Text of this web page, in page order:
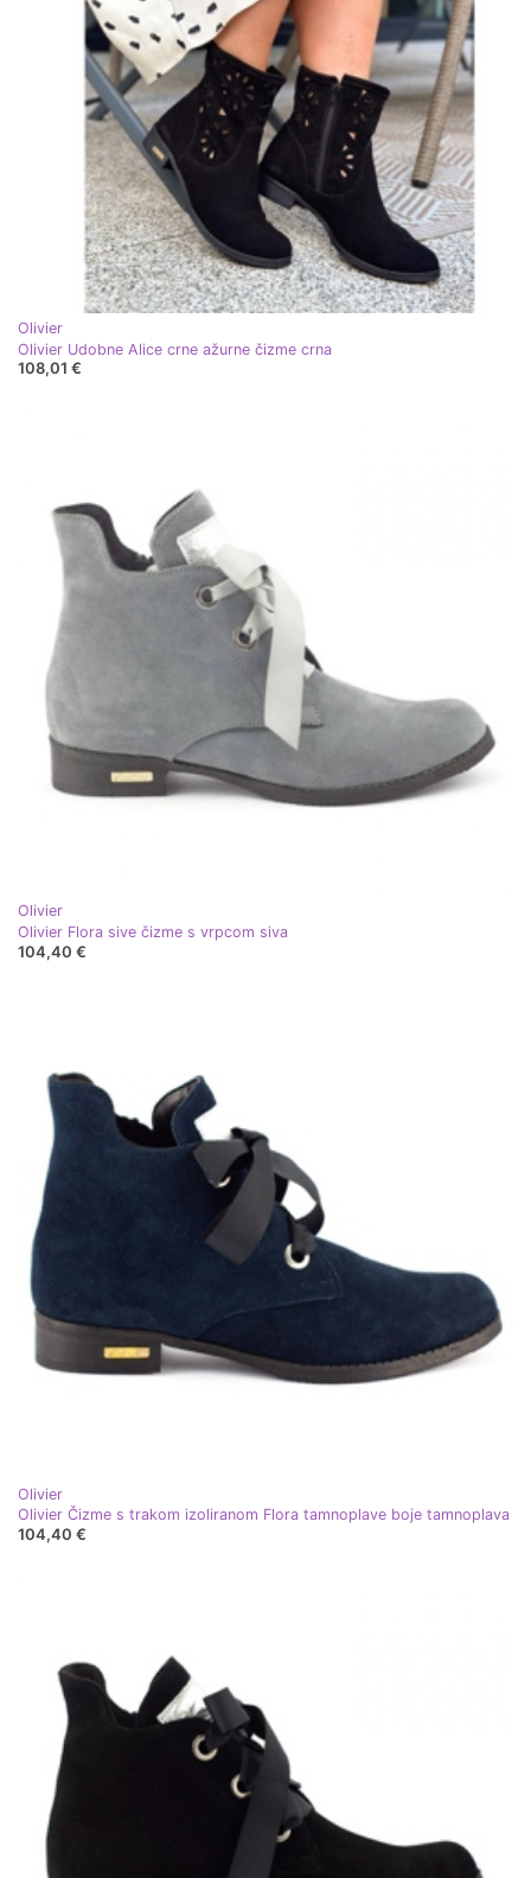
Olivier
Olivier Udobne Alice crne ažurne čizme crna
108,01 €
Olivier
Olivier Flora sive čizme s vrpcom siva
104,40 €
Olivier
Olivier Čizme s trakom izoliranom Flora tamnoplave boje tamnoplava
104,40 €